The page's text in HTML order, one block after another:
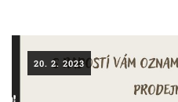
20. 2. 2023